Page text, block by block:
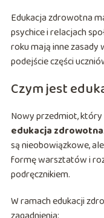
Edukacja zdrowotna
psychice i relacjach
roku mają inne zasady
podejście części
Czym jest
Nowy przedmiot,
edukacja zdrowotna
są nieobowiązkowe,
formę warsztatów i
podręcznikiem.
W ramach edukacji